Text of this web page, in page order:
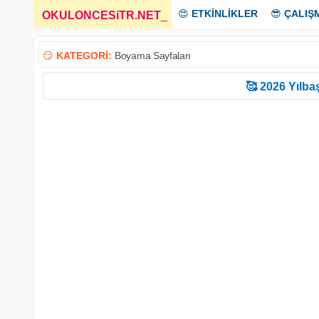
OKULONCESiTR.NET 😍 ETKİNLİKLER 😎
😏 KATEGORİ: Boyama Sayfaları
🥰 2026